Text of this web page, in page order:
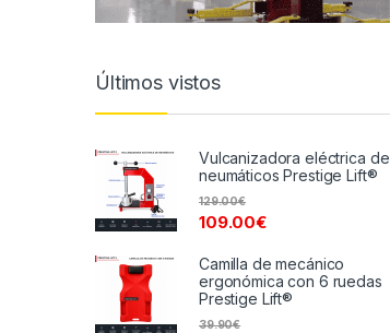
Últimos vistos
Vulcanizadora eléctrica de
neumáticos Prestige Lift®
109.00€
129.00€
Camilla de mecánico
ergonómica con 6 ruedas
Prestige Lift®
39.90€